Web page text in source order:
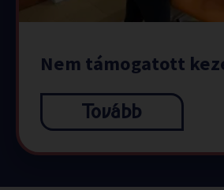
Nem támogatott
Tovább